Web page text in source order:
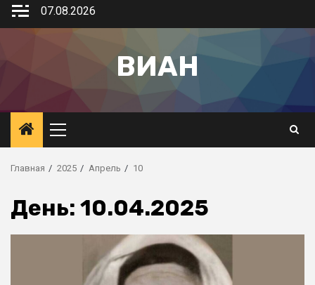
07.08.2026
ВИАН
Главная 2025 Апрель 10
День: 10.04.2025